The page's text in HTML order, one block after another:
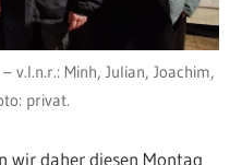
v.l.n.r.: Minh, Julian, Joachim,
privat.
wir daher diesen Montag